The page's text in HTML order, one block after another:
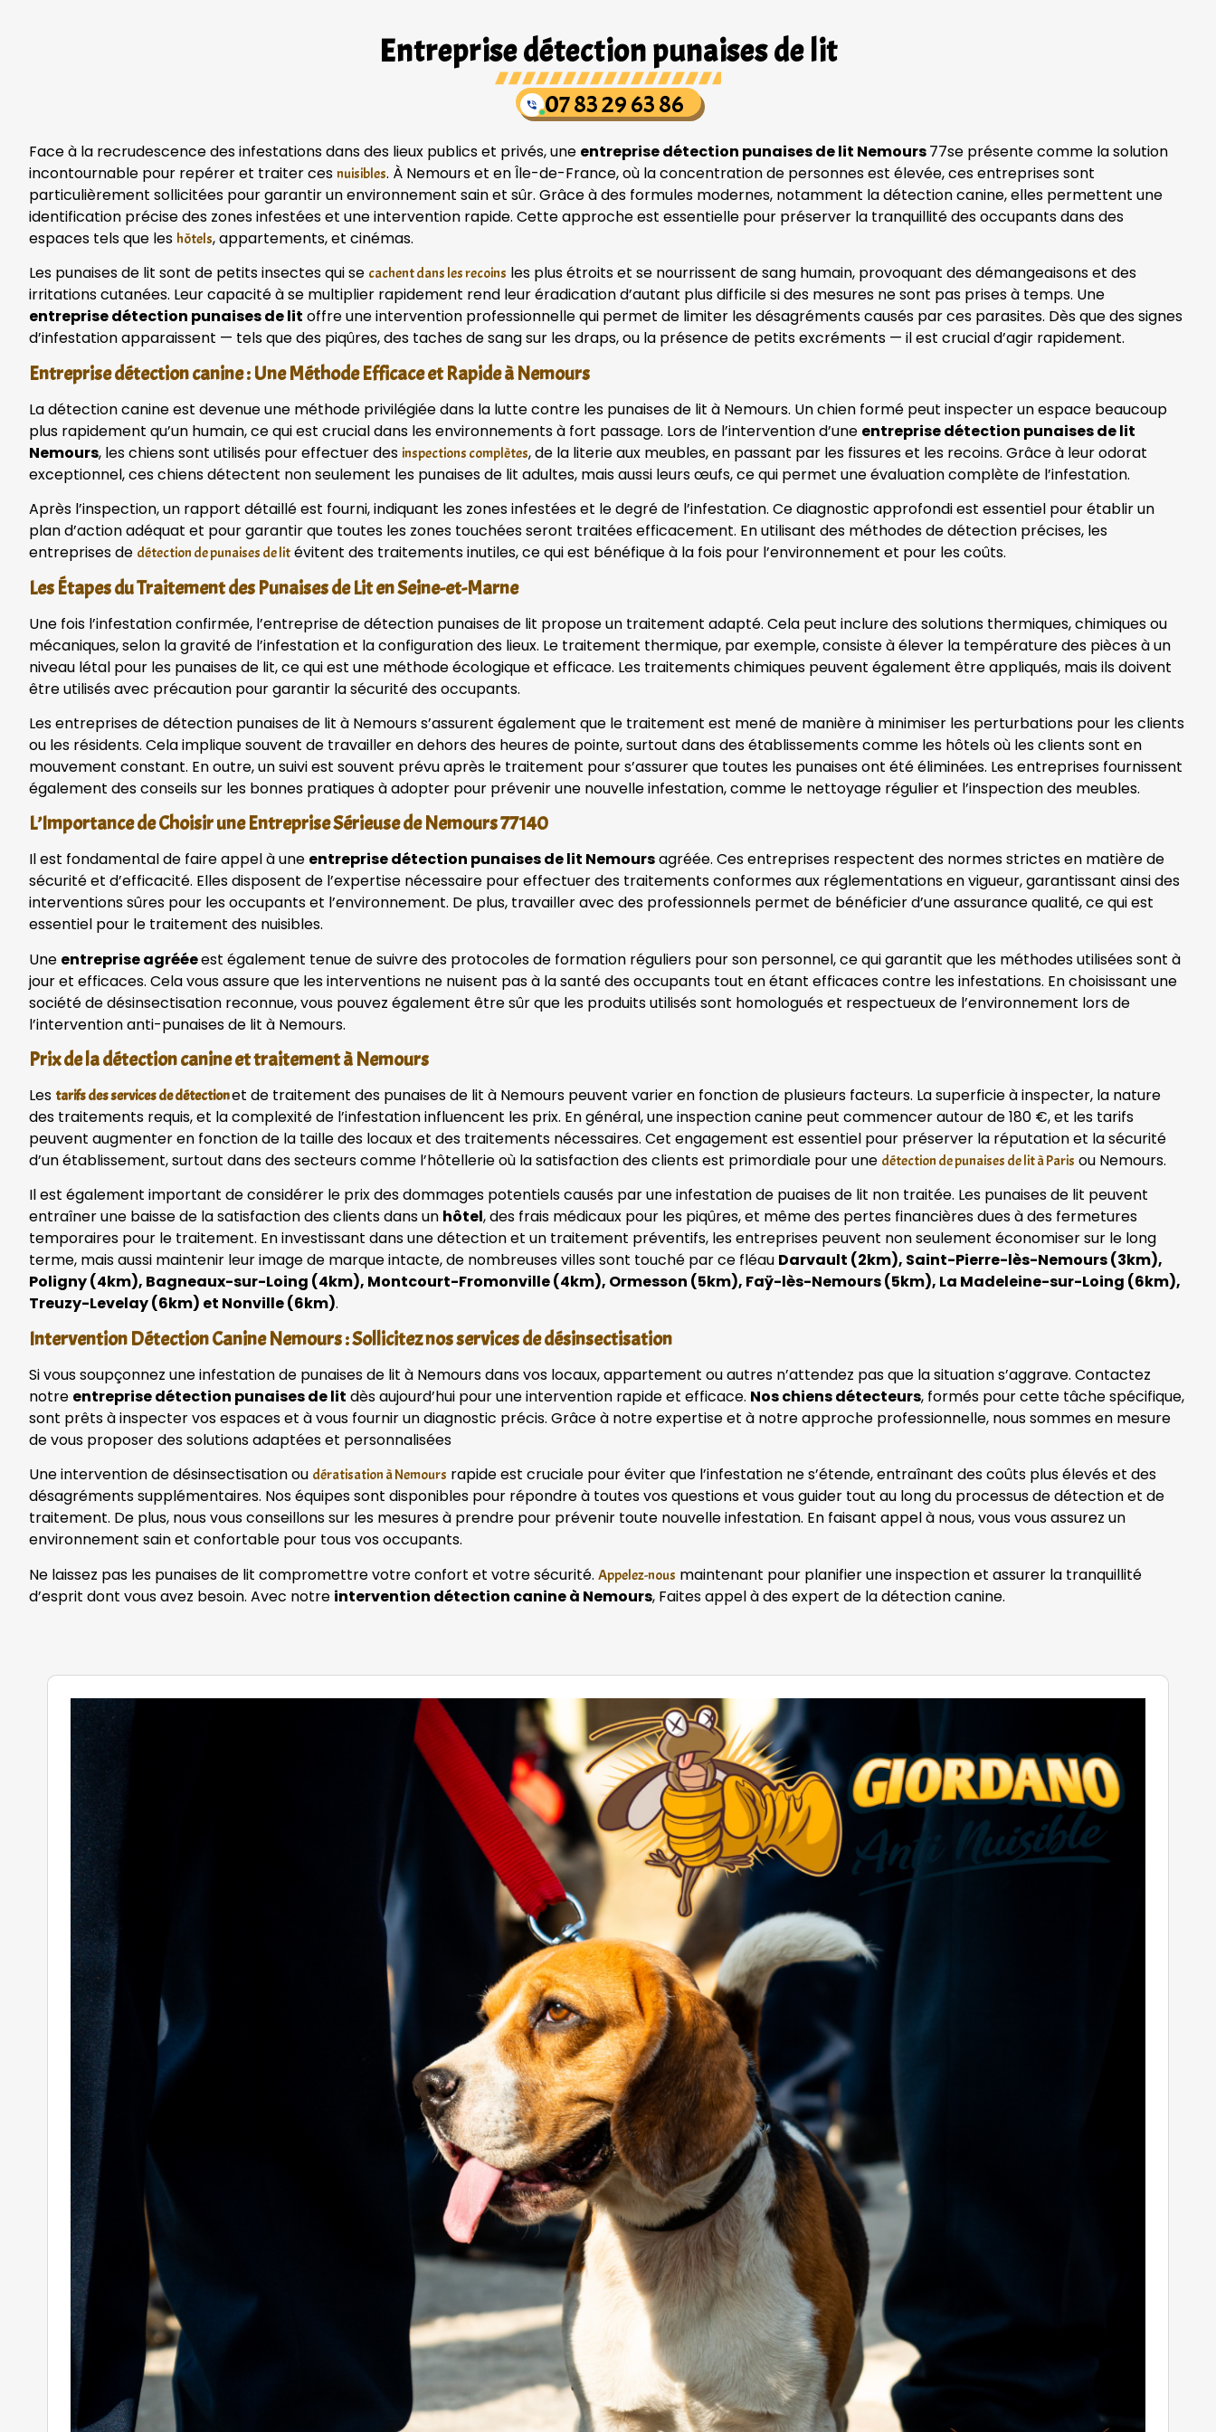
Entreprise détection punaises de lit
07 83 29 63 86
Face à la recrudescence des infestations dans des lieux publics et privés, une entreprise détection punaises de lit Nemours77se présente comme la solution
incontournable pour repérer et traiter ces nuisibles. À Nemours et en Île-de-France, où la concentration de personnes est élevée, ces entreprises sont
particulièrement sollicitées pour garantir un environnement sain et sûr. Grâce à des formules modernes, notamment la détection canine, elles permettent une
identification précise des zones infestées et une intervention rapide. Cette approche est essentielle pour préserver la tranquillité des occupants dans des
espaces tels que les hôtels, appartements, et cinémas.
Les punaises de lit sont de petits insectes qui se cachent dans les recoins les plus étroits et se nourrissent de sang humain, provoquant des démangeaisons et des
irritations cutanées. Leur capacité à se multiplier rapidement rend leur éradication d’autant plus difficile si des mesures ne sont pas prises à temps. Une
entreprise détection punaises de lit offre une intervention professionnelle qui permet de limiter les désagréments causés par ces parasites. Dès que des signes
d’infestation apparaissent — tels que des piqûres, des taches de sang sur les draps, ou la présence de petits excréments — il est crucial d’agir rapidement.
Entreprise détection canine : Une Méthode Efficace et Rapide à Nemours
La détection canine est devenue une méthode privilégiée dans la lutte contre les punaises de lit à Nemours. Un chien formé peut inspecter un espace beaucoup
plus rapidement qu’un humain, ce qui est crucial dans les environnements à fort passage. Lors de l’intervention d’une entreprise détection punaises de lit
Nemours, les chiens sont utilisés pour effectuer des inspections complètes, de la literie aux meubles, en passant par les fissures et les recoins. Grâce à leur odorat
exceptionnel, ces chiens détectent non seulement les punaises de lit adultes, mais aussi leurs œufs, ce qui permet une évaluation complète de l’infestation.
Après l’inspection, un rapport détaillé est fourni, indiquant les zones infestées et le degré de l’infestation. Ce diagnostic approfondi est essentiel pour établir un
plan d’action adéquat et pour garantir que toutes les zones touchées seront traitées efficacement. En utilisant des méthodes de détection précises, les
entreprises de détection de punaises de lit évitent des traitements inutiles, ce qui est bénéfique à la fois pour l’environnement et pour les coûts.
Les Étapes du Traitement des Punaises de Lit en Seine-et-Marne
Une fois l’infestation confirmée, l’entreprise de détection punaises de lit propose un traitement adapté. Cela peut inclure des solutions thermiques, chimiques ou
mécaniques, selon la gravité de l’infestation et la configuration des lieux. Le traitement thermique, par exemple, consiste à élever la température des pièces à un
niveau létal pour les punaises de lit, ce qui est une méthode écologique et efficace. Les traitements chimiques peuvent également être appliqués, mais ils doivent
être utilisés avec précaution pour garantir la sécurité des occupants.
Les entreprises de détection punaises de lit à Nemours s’assurent également que le traitement est mené de manière à minimiser les perturbations pour les clients
ou les résidents. Cela implique souvent de travailler en dehors des heures de pointe, surtout dans des établissements comme les hôtels où les clients sont en
mouvement constant. En outre, un suivi est souvent prévu après le traitement pour s’assurer que toutes les punaises ont été éliminées. Les entreprises fournissent
également des conseils sur les bonnes pratiques à adopter pour prévenir une nouvelle infestation, comme le nettoyage régulier et l’inspection des meubles.
L’Importance de Choisir une Entreprise Sérieuse de Nemours 77140
Il est fondamental de faire appel à une entreprise détection punaises de lit Nemoursagréée. Ces entreprises respectent des normes strictes en matière de
sécurité et d’efficacité. Elles disposent de l’expertise nécessaire pour effectuer des traitements conformes aux réglementations en vigueur, garantissant ainsi des
interventions sûres pour les occupants et l’environnement. De plus, travailler avec des professionnels permet de bénéficier d’une assurance qualité, ce qui est
essentiel pour le traitement des nuisibles.
Une entreprise agrééeest également tenue de suivre des protocoles de formation réguliers pour son personnel, ce qui garantit que les méthodes utilisées sont à
jour et efficaces. Cela vous assure que les interventions ne nuisent pas à la santé des occupants tout en étant efficaces contre les infestations. En choisissant une
société de désinsectisation reconnue, vous pouvez également être sûr que les produits utilisés sont homologués et respectueux de l’environnement lors de
l’intervention anti-punaises de lit à Nemours.
Prix de la détection canine et traitement à Nemours
Les tarifs des services de détectionet de traitement des punaises de lit à Nemours peuvent varier en fonction de plusieurs facteurs. La superficie à inspecter, la nature
des traitements requis, et la complexité de l’infestation influencent les prix. En général, une inspection canine peut commencer autour de 180 €, et les tarifs
peuvent augmenter en fonction de la taille des locaux et des traitements nécessaires. Cet engagement est essentiel pour préserver la réputation et la sécurité
d’un établissement, surtout dans des secteurs comme l’hôtellerie où la satisfaction des clients est primordiale pour une détection de punaises de lit à Paris ou Nemours.
Il est également important de considérer le prix des dommages potentiels causés par une infestation de puaises de lit non traitée. Les punaises de lit peuvent
entraîner une baisse de la satisfaction des clients dans un hôtel, des frais médicaux pour les piqûres, et même des pertes financières dues à des fermetures
temporaires pour le traitement. En investissant dans une détection et un traitement préventifs, les entreprises peuvent non seulement économiser sur le long
terme, mais aussi maintenir leur image de marque intacte, de nombreuses villes sont touché par ce fléau Darvault (2km), Saint-Pierre-lès-Nemours (3km),
Poligny (4km), Bagneaux-sur-Loing (4km), Montcourt-Fromonville (4km), Ormesson (5km), Faÿ-lès-Nemours (5km), La Madeleine-sur-Loing (6km),
Treuzy-Levelay (6km) et Nonville (6km).
Intervention Détection Canine Nemours : Sollicitez nos services de désinsectisation
Si vous soupçonnez une infestation de punaises de lit à Nemours dans vos locaux, appartement ou autres n’attendez pas que la situation s’aggrave. Contactez
notre entreprise détection punaises de lit dès aujourd’hui pour une intervention rapide et efficace. Nos chiens détecteurs, formés pour cette tâche spécifique,
sont prêts à inspecter vos espaces et à vous fournir un diagnostic précis. Grâce à notre expertise et à notre approche professionnelle, nous sommes en mesure
de vous proposer des solutions adaptées et personnalisées
Une intervention de désinsectisation ou dératisation à Nemours rapide est cruciale pour éviter que l’infestation ne s’étende, entraînant des coûts plus élevés et des
désagréments supplémentaires. Nos équipes sont disponibles pour répondre à toutes vos questions et vous guider tout au long du processus de détection et de
traitement. De plus, nous vous conseillons sur les mesures à prendre pour prévenir toute nouvelle infestation. En faisant appel à nous, vous vous assurez un
environnement sain et confortable pour tous vos occupants.
Ne laissez pas les punaises de lit compromettre votre confort et votre sécurité. Appelez-nous maintenant pour planifier une inspection et assurer la tranquillité
d’esprit dont vous avez besoin. Avec notre intervention détection canine à Nemours, Faites appel à des expert de la détection canine.